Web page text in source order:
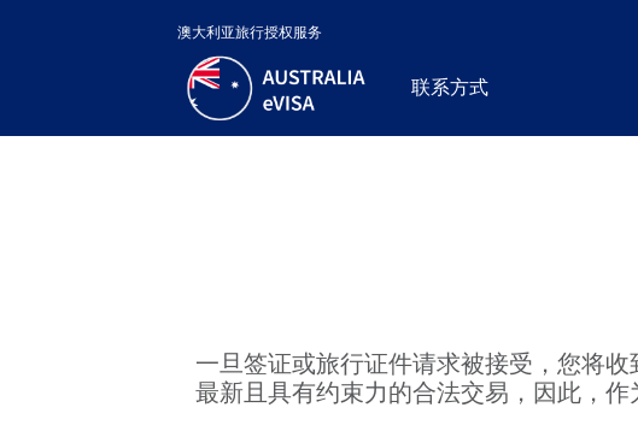
澳大利亚旅行授权服务
联系方式
一旦签证或旅行证件请求被接受，您将
最新且具有约束力的合法交易，因此，